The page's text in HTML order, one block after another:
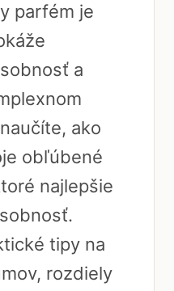
parfém je
a
ako
obľúbené
najlepšie
tipy na
rozdiely